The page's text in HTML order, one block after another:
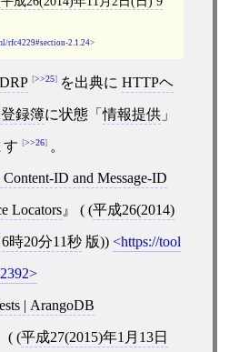
rfc4229#section-2.1.24
DRP >>25 を出典に HTTPヘ
録簿に状態「情報提供」
す >>26 。
ID and Message-ID
Locators ( (平成26(2014)
時20分11秒版)) https://tool
| ArangoDB
( (平成27(2015)年1月13日